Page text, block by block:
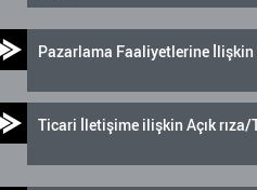
Pazarlama Faaliyetlerine İlişkin
Ticari İletişime ilişkin Açık